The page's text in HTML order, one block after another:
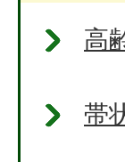
高
帯